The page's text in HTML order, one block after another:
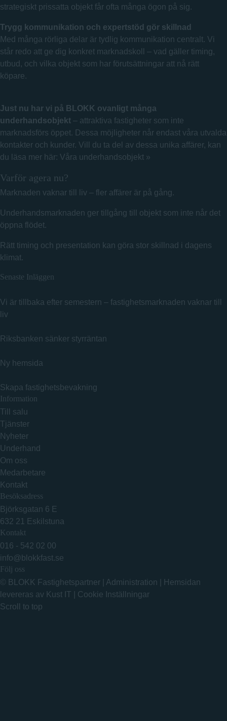
strategiskt prissatta objekt får ofta många ögon på sig.
Trygg kommunikation och expertstöd gör skillnad
Med många rörliga delar är tydlig kommunikation centralt. Vi
står redo att ge dig konkret marknadskoll – vad gäller timing,
utbud, och vilka objekt som har förutsättningar att nå rätt
köpare.
Just nu har vi på BLOKK ovanligt många
underhandsobjekt – attraktiva fastigheter som inte
marknadsförs öppet. Dessa möjligheter når endast våra utvalda
kontakter och kunder. Vill du ta del av dessa unika affärer, kan
du läsa mer här: Våra underhandsobjekt »
Varför agera nu?
Marknaden vaknar till liv – fler affärer är på gång.
Underhandsmarknaden ger tillgång till objekt som inte når det
öppna flödet.
Rätt timing och presentation kan göra stor skillnad i dagens
klimat.
Senaste Inläggen
Vi är tillbaka efter semestern – fastighetsmarknaden vaknar till
liv
Riksbanken sänker styrräntan
Ny hemsida
Skapa fastighetsbevakning
Information
Till salu
Tjänster
Nyheter
Underhand
Om oss
Medarbetare
Kontakt
Besöksadress
Björksgatan 6 E
632 21 Eskilstuna
Kontakt
016 - 542 02 00
info@blokkfast.se
Följ oss
© BLOKK Fastighetspartner
Administration
Hemsidan
levereras av Kust IT
Cookie Inställningar
Scroll to top